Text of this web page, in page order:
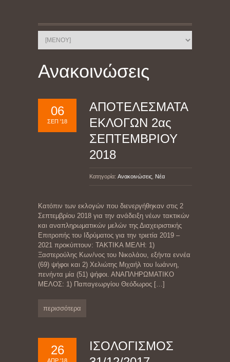
Ανακοινώσεις
06
ΣΕΠ '18
ΑΠΟΤΕΛΕΣΜΑΤΑ
ΕΚΛΟΓΩΝ 2ας
ΣΕΠΤΕΜΒΡΙΟΥ
2018
Κατηγορία: Ανακοινώσεις Νέα
Κατόπιν των εκλογών που διενεργήθηκαν στις 2
Σεπτεμβρίου 2018 για την ανάδειξη νέων τακτικών
και αναπληρωματικών μελών της Διαχειριστικής
Επιτροπής του Ιδρύματος για την τριετία 2019 –
2021 προκύπτουν: ΤΑΚΤΙΚΑ ΜΕΛΗ: 1)
Ξαστερούλης Κων/νος του Νικολάου, εξήντα εννέα
(69) ψήφοι και 2) Χελιώτης Μιχαήλ του Ιωάννη,
πενήντα μία (51) ψήφοι. ΑΝΑΠΛΗΡΩΜΑΤΙΚΟ
ΜΕΛΟΣ: 1) Παπαγεωργίου Θεόδωρος […]
περισσότερα
26
ΑΠΡ '18
ΙΣΟΛΟΓΙΣΜΟΣ